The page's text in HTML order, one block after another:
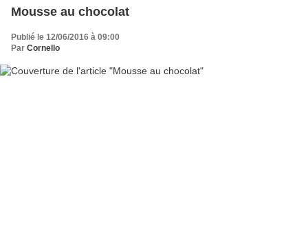
Mousse au chocolat
Publié le 12/06/2016 à 09:00
Par Cornello